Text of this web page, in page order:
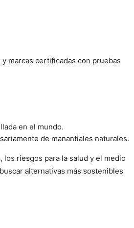
marcas certificadas con pruebas
en el mundo.
de manantiales naturales.
riesgos para la salud y el medio
alternativas más sostenibles